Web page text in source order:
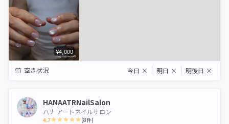
¥4,000
空き状況 今日 × 明日 × 明後日 ×
HANAATRNailSalon
ハナ アートネイルサロン
4.7 (8件)